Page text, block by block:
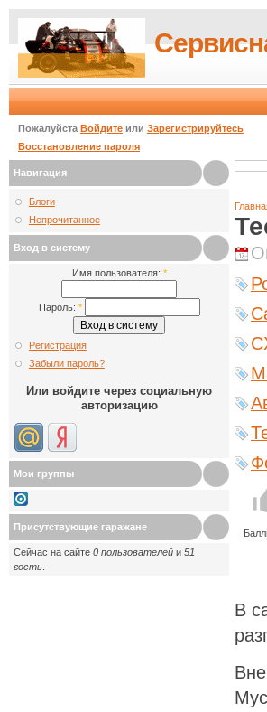
Пожалуйста Войдите или Зарегистрируйтесь
Восстановление пароля
Навигация
Блоги
Непрочитанное
Вход в систему
Имя пользователя: *
Пароль: *
Регистрация
Забыли пароль?
Или войдите через социальную
авторизацию
Мои группы
Присутствующие гаражане
Сейчас на сайте 0 пользователей и 51
гость
В